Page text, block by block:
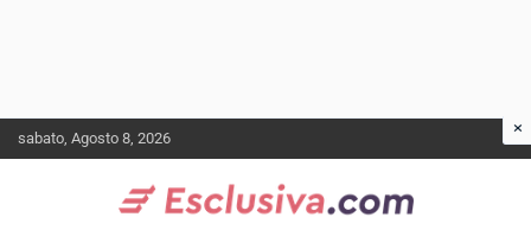
to
sabato, Agosto 8, 2026